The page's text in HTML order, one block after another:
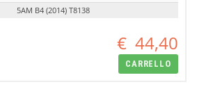
5AM B4 (2014) T8138
€ 44,40
CARRELLO